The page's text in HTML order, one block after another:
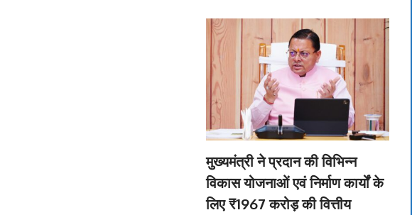
मुख्यमंत्री ने प्रदान की विभिन्न
विकास योजनाओं एवं निर्माण कार्यों के
लिए ₹1967 करोड़ की वित्तीय